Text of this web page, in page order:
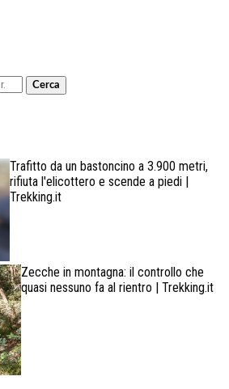
Cerca
Trafitto da un bastoncino a 3.900 metri,
rifiuta l'elicottero e scende a piedi |
Trekking.it
Zecche in montagna: il controllo che
quasi nessuno fa al rientro | Trekking.it